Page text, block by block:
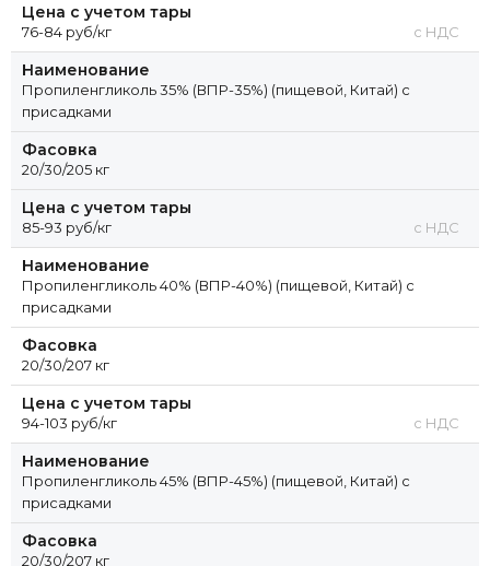
Цена с учетом тары
76-84 руб/кг с НДС
Наименование
Пропиленгликоль 35% (ВПР-35%) (пищевой, Китай) с
присадками
Фасовка
20/30/205 кг
Цена с учетом тары
85-93 руб/кг с НДС
Наименование
Пропиленгликоль 40% (ВПР-40%) (пищевой, Китай) с
присадками
Фасовка
20/30/207 кг
Цена с учетом тары
94-103 руб/кг с НДС
Наименование
Пропиленгликоль 45% (ВПР-45%) (пищевой, Китай) с
присадками
Фасовка
20/30/207 кг